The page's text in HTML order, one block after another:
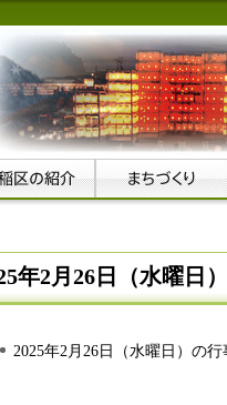
年2月26日（水曜日
2025年2月26日（水曜日）の行